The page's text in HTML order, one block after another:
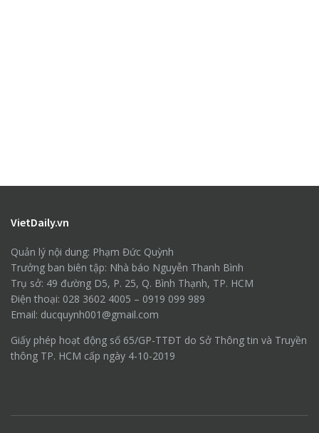
VietDaily.vn
Quản lý nội dung: Phạm Đức Quỳnh
Trưởng ban biên tập: Nhà báo Nguyễn Thanh Bình
Trụ sở: 49 đường D5, P. 25, Q. Bình Thạnh, TP. HCM
Điện thoại: 028 3602 4005 – 0919 099 989
Email: ducquynh001@gmail.com
Giấy phép hoạt động số 65/GP-TTĐT do Sở Thông tin và Truyền
thông TP. HCM cấp ngày 4-10-2019